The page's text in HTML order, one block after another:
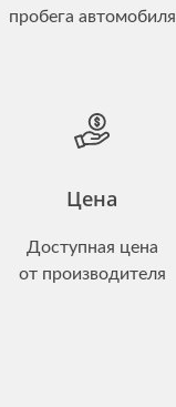
пробега автомобиля
Цена
Доступная цена
от производителя